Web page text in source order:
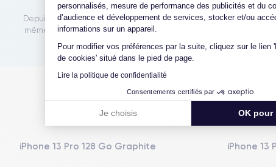
personnalisés, mesure de performance des publicités et du
d’audience et développement de services, stocker et/ou
informations sur un appareil.
Pour modifier vos préférences par la suite, cliquez sur le lien
de cookies' situé dans le pied de page.
Lire la politique de confidentialité
Consentements certifiés par
Je choisis OK pour
L'expert du reconditionné
Depuis 10 ans, nous reconditionnons nous-
même tous nos produits pour un maximum
de qualité.
Un SAV
Nos équipes sont
notre atelier pour
cas
Vous aimerez aussi
iPhone 13 Pro 128 Go Graphite iPhone 13